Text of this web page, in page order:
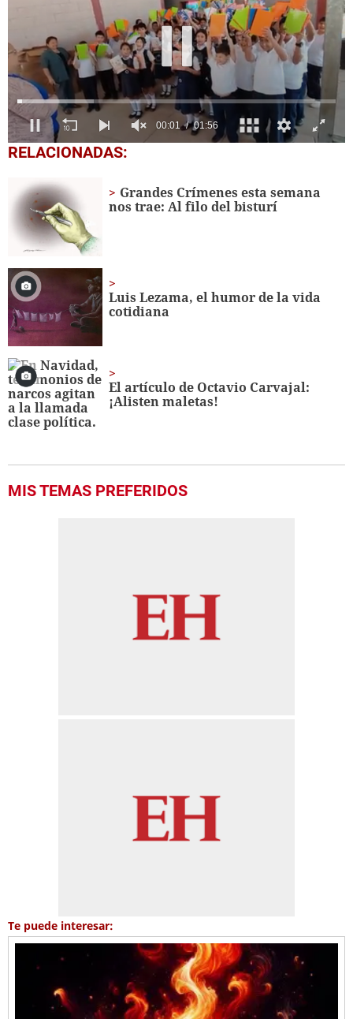
0
seconds
minute,
seconds
RELACIONADAS:
Grandes Crímenes esta semana
nos trae: Al filo del bisturí
Luis Lezama, el humor de la vida
cotidiana
El artículo de Octavio Carvajal:
¡Alisten maletas!
MIS TEMAS PREFERIDOS
Te puede interesar: